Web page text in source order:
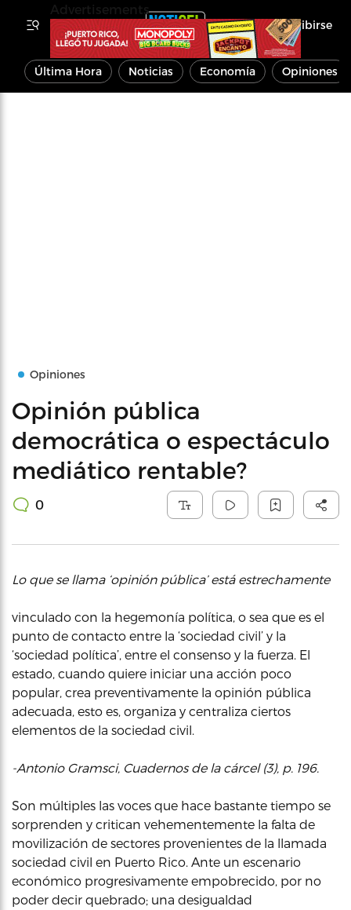
Inscribirse
Última Hora Noticias Economía Opiniones
Opiniones
Opinión pública
democrática o espectáculo
mediático rentable?
0
Lo que se llama ‘opinión pública’ está estrechamente
vinculado con la hegemonía política, o sea que es el
punto de contacto entre la ‘sociedad civil’ y la
‘sociedad política’, entre el consenso y la fuerza. El
estado, cuando quiere iniciar una acción poco
popular, crea preventivamente la opinión pública
adecuada, esto es, organiza y centraliza ciertos
elementos de la sociedad civil.
-Antonio Gramsci, Cuadernos de la cárcel (3), p. 196.
Son múltiples las voces que hace bastante tiempo se
sorprenden y critican vehementemente la falta de
movilización de sectores provenientes de la llamada
sociedad civil en Puerto Rico. Ante un escenario
económico progresivamente empobrecido, por no
poder decir quebrado; una desigualdad
Advertisements